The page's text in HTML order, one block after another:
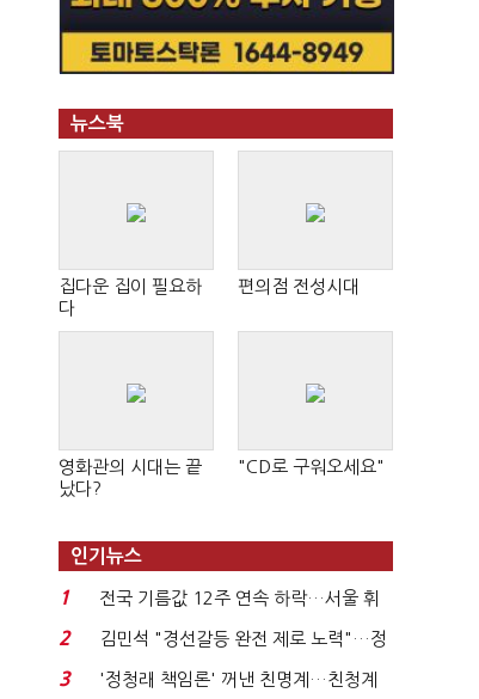
뉴스북
집다운 집이 필요하
다
편의점 전성시대
영화관의 시대는 끝
났다?
"CD로 구워오세요"
인기뉴스
1
전국 기름값 12주 연속 하락…서울 휘
발윳값 1909원...
2
김민석 "경선갈등 완전 제로 노력"…정
청래 "반명 공세 사...
3
'정청래 책임론' 꺼낸 친명계…친청계